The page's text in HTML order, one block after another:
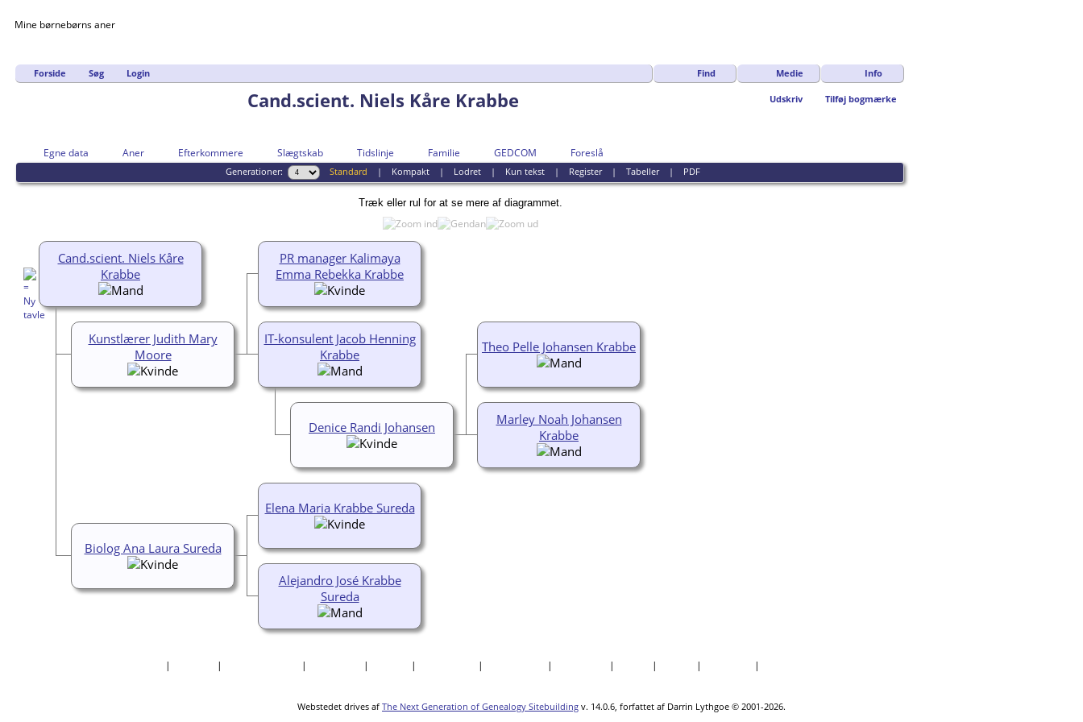
Mine børnebørns aner
Find Medie Info
Forside Søg Login
Udskriv Tilføj bogmærke
Cand.scient. Niels Kåre Krabbe
Egne data Aner Efterkommere Slægtskab Tidslinje Familie GEDCOM Foreslå
Generationer: Standard | Kompakt| Lodret| Kun tekst| Register| Tabeller| PDF
Træk eller rul for at se mere af diagrammet.
PR manager Kalimaya
Emma Rebekka Krabbe
Theo Pelle Johansen Krabbe
Marley Noah Johansen
Krabbe
IT-konsulent Jacob Henning
Krabbe
Denice Randi Johansen
Cand.scient. Niels Kåre
Krabbe
Kunstlærer Judith Mary
Moore
Elena Maria Krabbe Sureda
Alejandro José Krabbe
Sureda
Biolog Ana Laura Sureda
| | | | | | | | | | |
Webstedet drives af The Next Generation of Genealogy Sitebuilding v. 14.0.6, forfattet af Darrin Lythgoe © 2001-2026.